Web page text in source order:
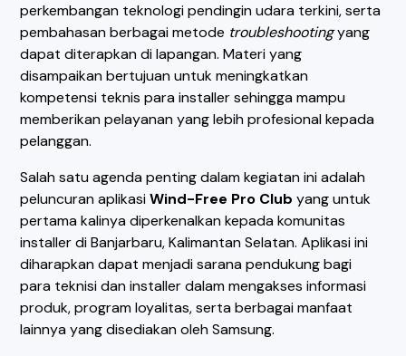
perkembangan teknologi pendingin udara terkini, serta
pembahasan berbagai metode troubleshootingyang
dapat diterapkan di lapangan. Materi yang
disampaikan bertujuan untuk meningkatkan
kompetensi teknis para installer sehingga mampu
memberikan pelayanan yang lebih profesional kepada
pelanggan.
Salah satu agenda penting dalam kegiatan ini adalah
peluncuran aplikasiWind-Free Pro Club yang untuk
pertama kalinya diperkenalkan kepada komunitas
installer di Banjarbaru, Kalimantan Selatan. Aplikasi ini
diharapkan dapat menjadi sarana pendukung bagi
para teknisi dan installer dalam mengakses informasi
produk, program loyalitas, serta berbagai manfaat
lainnya yang disediakan oleh Samsung.